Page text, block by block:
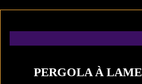
PERGOLA À